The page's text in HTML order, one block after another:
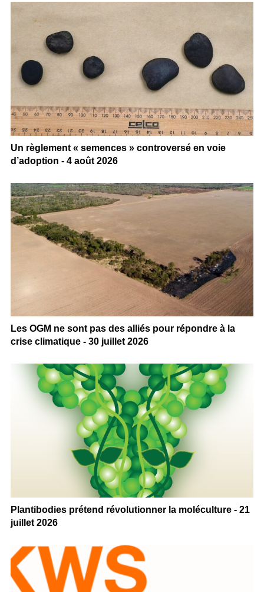
Un règlement « semences » controversé en voie
d’adoption - 4 août 2026
Les OGM ne sont pas des alliés pour répondre à la
crise climatique - 30 juillet 2026
Plantibodies prétend révolutionner la moléculture - 21
juillet 2026